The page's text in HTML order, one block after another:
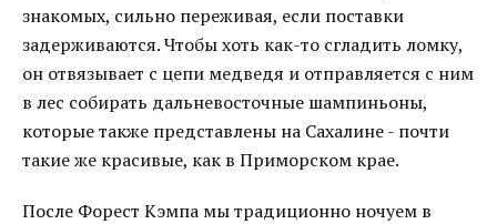
знакомых, сильно переживая, если поставки
задерживаются. Чтобы хоть как-то сгладить ломку,
он отвязывает с цепи медведя и отправляется с ним
в лес собирать дальневосточные шампиньоны,
которые также представлены на Сахалине - почти
такие же красивые, как в Приморском крае.
После Форест Кэмпа мы традиционно ночуем в